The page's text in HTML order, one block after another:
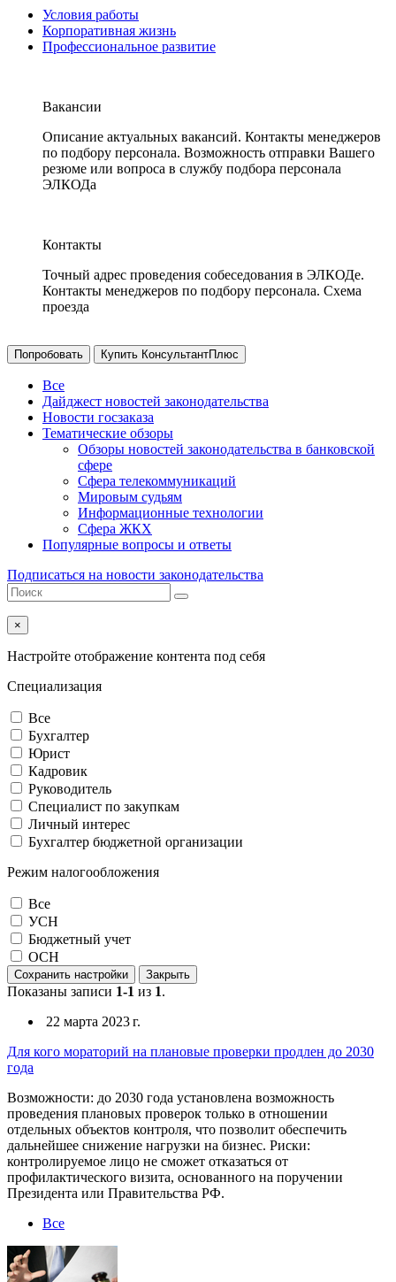
Условия работы
Корпоративная жизнь
Профессиональное развитие
Вакансии
Описание актуальных вакансий. Контакты менеджеров
по подбору персонала. Возможность отправки Вашего
резюме или вопроса в службу подбора персонала
ЭЛКОДа
Контакты
Точный адрес проведения собеседования в ЭЛКОДе.
Контакты менеджеров по подбору персонала. Схема
проезда
Попробовать Купить КонсультантПлюс
Все
Дайджест новостей законодательства
Новости госзаказа
Тематические обзоры
Обзоры новостей законодательства в банковской
сфере
Сфера телекоммуникаций
Мировым судьям
Информационные технологии
Сфера ЖКХ
Популярные вопросы и ответы
Подписаться на новости законодательства
×
Настройте отображение контента под себя
Специализация
Все
Бухгалтер
Юрист
Кадровик
Руководитель
Специалист по закупкам
Личный интерес
Бухгалтер бюджетной организации
Режим налогообложения
Все
УСН
Бюджетный учет
ОСН
Сохранить настройки Закрыть
Показаны записи 1-1 из 1.
22 марта 2023 г.
Для кого мораторий на плановые проверки продлен до 2030
года
Возможности: до 2030 года установлена возможность
проведения плановых проверок только в отношении
отдельных объектов контроля, что позволит обеспечить
дальнейшее снижение нагрузки на бизнес. Риски:
контролируемое лицо не сможет отказаться от
профилактического визита, основанного на поручении
Президента или Правительства РФ.
Все